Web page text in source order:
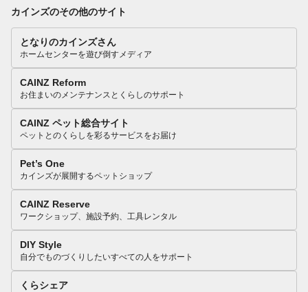
カインズのその他のサイト
となりのカインズさん
ホームセンターを遊び倒すメディア
CAINZ Reform
お住まいのメンテナンスとくらしのサポート
CAINZ ペット総合サイト
ペットとのくらしを彩るサービスをお届け
Pet’s One
カインズが展開するペットショップ
CAINZ Reserve
ワークショップ、施設予約、工具レンタル
DIY Style
自分でものづくりしたいすべての人をサポート
くらシェア